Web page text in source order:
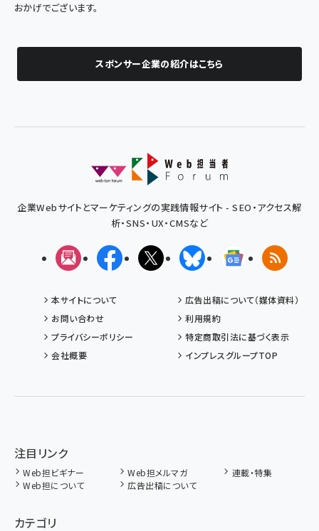
おかげでございます。
スポンサー企業の紹介はこちら
企業Webサイトとマーケティングの実践情報サイト - SEO・アクセス解
析・SNS・UX・CMSなど
メルマガFacebookX(エックス)BlueskyGoogleニュ
RSS
本サイトについて
広告出稿について（媒体資料）
お問い合わせ
利用規約
プライバシーポリシー
特定商取引法に基づく表示
会社概要
インプレスグループTOP
注目リンク
Web担ビギナー Web担メルマガ
連載・特集
Web担について
広告出稿について
カテゴリ